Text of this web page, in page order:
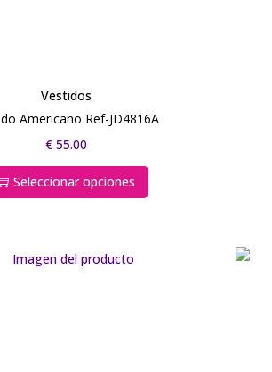
Vestidos
Americano Ref-JD4816A
€55.00
Seleccionar opciones